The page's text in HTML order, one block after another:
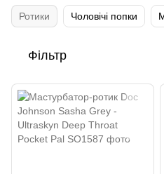
Ротики Чоловічі попки
Фільтр